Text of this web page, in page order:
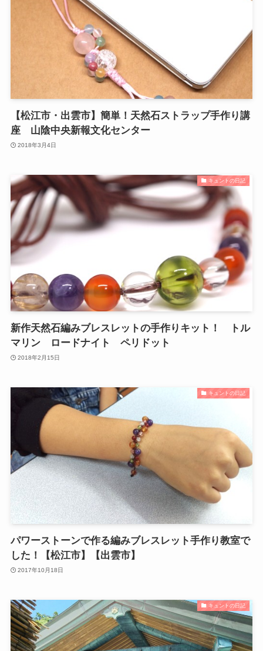
【松江市・出雲市】簡単！天然石ストラップ手作り講
座 山陰中央新報文化センター
2018年3月4日
キュントの日記
新作天然石編みブレスレットの手作りキット！ トル
マリン ロードナイト ペリドット
2018年2月15日
キュントの日記
パワーストーンで作る編みブレスレット手作り教室で
した！【松江市】【出雲市】
2017年10月18日
キュントの日記